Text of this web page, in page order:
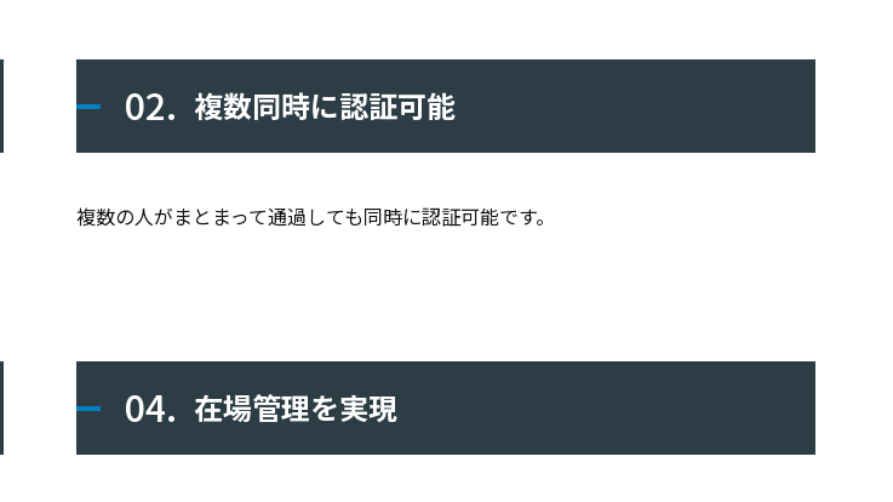
02. 複数同時に認証可能
複数の人がまとまって通過しても同時に認証可能です。
04. 在場管理を実現